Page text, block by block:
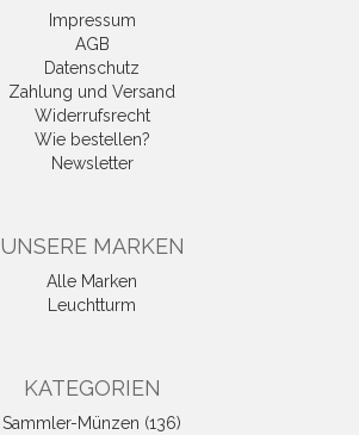
Impressum
AGB
Datenschutz
Zahlung und Versand
Widerrufsrecht
Wie bestellen?
Newsletter
UNSERE MARKEN
Alle Marken
Leuchtturm
KATEGORIEN
Sammler-Münzen (136)